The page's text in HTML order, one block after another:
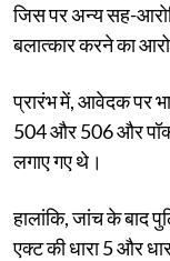
जिस पर अन्य सह-
बलात्कार करने का
प्रारंभ में, आवेदक पर
504 और 506 और
लगाए गए थे।
हालांकि, जांच के बाद
एक्ट की धारा 5 और